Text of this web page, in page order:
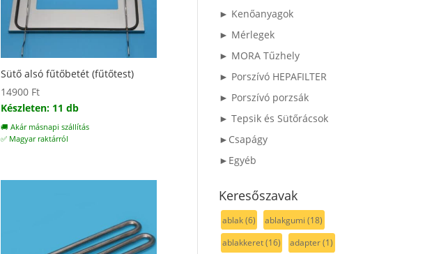
Sütő alsó fűtőbetét (fűtőtest)
14900 Ft
Készleten: 11 db
🚚 Akár másnapi szállítás
✅ Magyar raktárról
► Kenőanyagok
► Mérlegek
► MORA Tűzhely
► Porszívó HEPAFILTER
► Porszívó porzsák
► Tepsik és Sütőrácsok
►Csapágy
►Egyéb
Keresőszavak
ablak(6) ablakgumi (18)
ablakkeret(16) adapter(1)